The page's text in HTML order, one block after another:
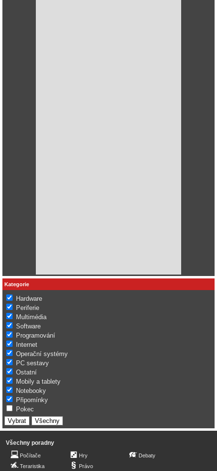
Kategorie
Hardware
Periferie
Multimédia
Software
Programování
Internet
Operační systémy
PC sestavy
Ostatní
Mobily a tablety
Notebooky
Připomínky
Pokec
Všechny poradny
Počítače
Teraristika
Hry
Právo
Debaty